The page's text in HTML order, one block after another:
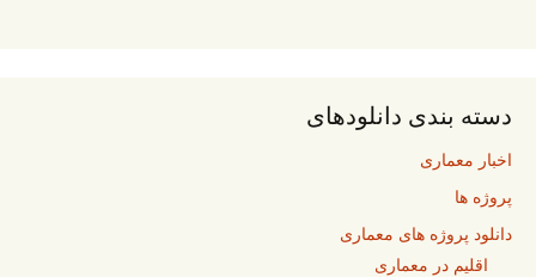
دسته بندی دانلودهای
اخبار معماری
پروژه ها
دانلود پروژه های معماری
اقلیم در معماری